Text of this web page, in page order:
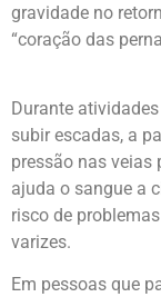
gravidade no
“coração das
Durante
subir escadas, a
pressão nas veias
ajuda o sangue a
risco de
varizes.
Em pessoas que